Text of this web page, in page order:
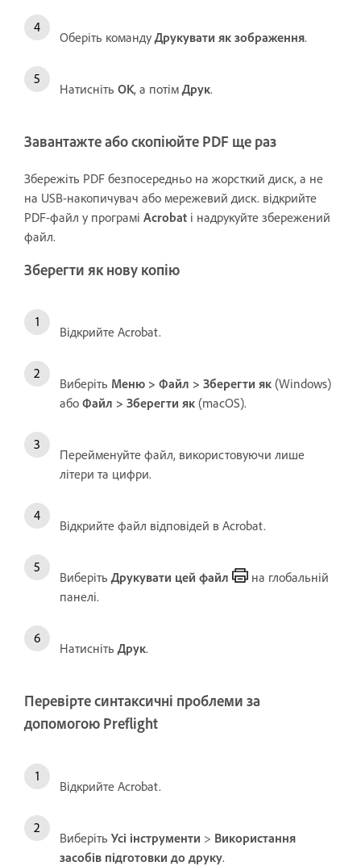
Оберіть командуДрукувати як зображення.
Натисніть OK, а потімДрук.
Завантажте або скопіюйте PDF ще раз
Збережіть PDF безпосередньо на жорсткий диск, а не
на USB-накопичувач або мережевий диск. відкрийте
PDF-файл у програмі Acrobat і надрукуйте збережений
файл.
Зберегти як нову копію
Відкрийте Acrobat.
Виберіть Меню > Файл > Зберегти як (Windows)
або Файл > Зберегти як (macOS).
Перейменуйте файл, використовуючи лише
літери та цифри.
Відкрийте файл відповідей в Acrobat.
ВиберітьДрукувати цей файл
на глобальній
панелі.
НатиснітьДрук.
Перевірте синтаксичні проблеми за
допомогою Preflight
Відкрийте Acrobat.
Виберіть Усі інструменти > Використання
засобів підготовки до друку.